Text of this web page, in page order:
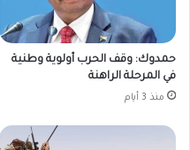
حمدوك: وقف الحرب أولوية وطنية
في المرحلة الراهنة
منذ 3 أيام